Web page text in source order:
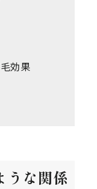
効果
うな関係